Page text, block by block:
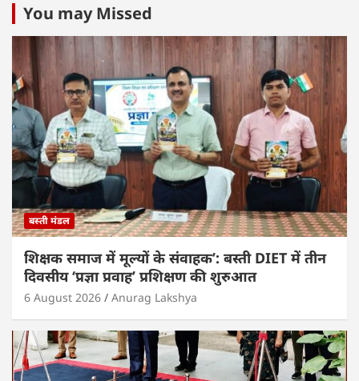
s
A
p
p
e
b
o
o
k
er e
dI
n
You may Missed
बस्ती मंडल
शिक्षक समाज में मूल्यों के संवाहक’: बस्ती DIET में तीन
दिवसीय ‘प्रज्ञा प्रवाह’ प्रशिक्षण की शुरुआत
6 August 2026 Anurag Lakshya